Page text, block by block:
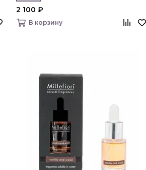
2 100 ₽
В корзину